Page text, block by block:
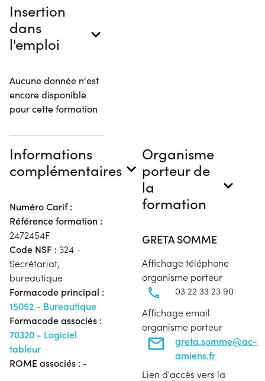
Insertion
dans
l'emploi
Aucune donnée n'est
encore disponible
pour cette formation
Informations
complémentaires
Numéro Carif :
Référence formation :
2472454F
Code NSF : 324 -
Secrétariat,
bureautique
Formacode principal :
15052 - Bureautique
Formacode associés :
70320 - Logiciel
tableur
ROME associés : -
Organisme
porteur de
la
formation
GRETA SOMME
Affichage téléphone
organisme porteur
03 22 33 23 90
Affichage email
organisme porteur
greta.somme@ac-
amiens.fr
Lien d'accès vers la